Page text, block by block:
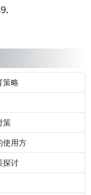
策略
策
使用方
探讨